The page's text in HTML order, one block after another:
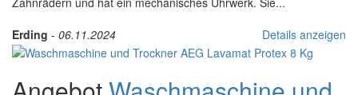
Erding - 06.11.2024 Details anzeigen